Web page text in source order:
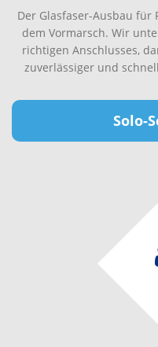
Der Glasfaser-Ausbau
dem Vormarsch. Wir
richtigen Anschlusses,
zuverlässiger und
Solo-